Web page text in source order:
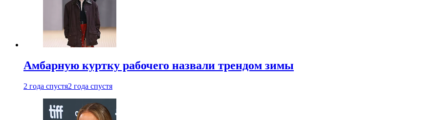
Амбарную куртку рабочего назвали трендом зимы
2 года спустя2 года спустя